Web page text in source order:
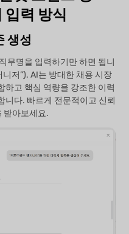
입력 방식
생성
무명을 입력하기만 하면 됩니
저”). AI는 방대한 채용 시장
하고 핵심 역량을 강조한 이력
니다. 빠르게 전문적이고 신뢰
받아보세요.